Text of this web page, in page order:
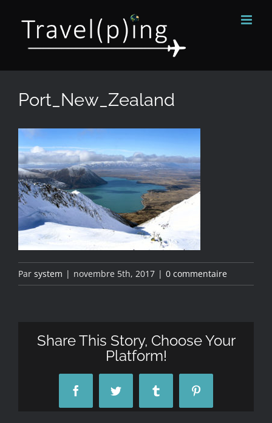
contenu
Port_New_Zealand
Par system | novembre 5th, 2017 | 0 commentaire
Share This Story, Choose Your
Platform!
FacebookTwitter Tumblr Pinterest